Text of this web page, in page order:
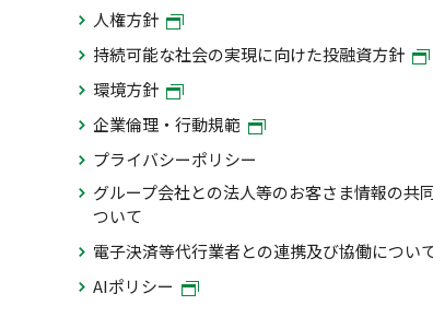
人権方針
持続可能な社会の実現に向けた投融資方針
環境方針
企業倫理・行動規範
プライバシーポリシー
グループ会社との法人等のお客さま情報の共
ついて
電子決済等代行業者との連携及び協働につい
AIポリシー